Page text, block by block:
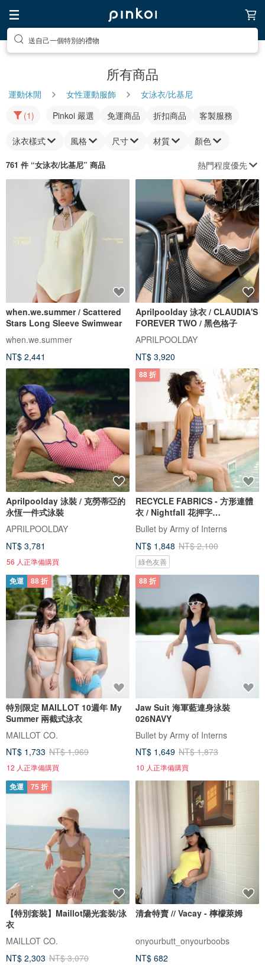
送自己一個特別的禮物
所有商品
運動休閒 女性運動服飾
女泳衣/比基尼
(1)
Pinkoi 嚴選 免運商品 折扣商品 客製服務
泳衣樣式 風格 尺寸 材質 顏色
761 件 “女泳衣/比基尼” 商品 熱門程度優先
when.we.summer / Scattered
Stars Long Sleeve Swimwear
when.we.summer
NT$ 2,441
Aprilpoolday 泳衣 / CLAUDIA'S
FOREVER TWO / 黑色格子
APRILPOOLDAY
NT$ 3,920
Aprilpoolday 泳裝 / 克勞蒂亞的
永恆一件式泳裝
APRILPOOLDAY
NT$ 3,781
56 人正準備購買
88 折
RECYCLE FABRICS - 方形連體
衣 / Nightfall 花押字
BLT064NIGH
Bullet by Army of Interns
NT$ 1,848 NT$ 2,100
綠色友善
免運 88 折
特別限定 MAILLOT 10週年 My
Summer 兩截式泳衣
MAILLOT CO.
NT$ 1,733 NT$ 1,969
12 人正準備購買
88 折
Jaw Suit 海軍藍連身泳裝
026NAVY
Bullet by Army of Interns
NT$ 1,649 NT$ 1,873
10 人正準備購買
免運 75 折
【特別套裝】Maillot陽光套裝/泳
衣
MAILLOT CO.
NT$ 2,303 NT$ 3,070
清倉特賣 // Vacay - 檸檬萊姆
onyourbutt_onyourboobs
NT$ 682